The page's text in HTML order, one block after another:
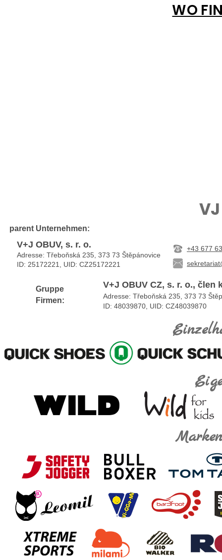
WO
parent Unternehmen:
V+J OBUV, s. r. o.
Adresse: Třeboňská 235, 373 73 Štěpánovice
ID: 25172221, UID: CZ25172221
+43 677
Gruppe
Firmen:
V+J OBUV CZ, s. r. o., člen
Adresse: Třeboňská 235, 373 73
ID: 48039870, UID: CZ48039870